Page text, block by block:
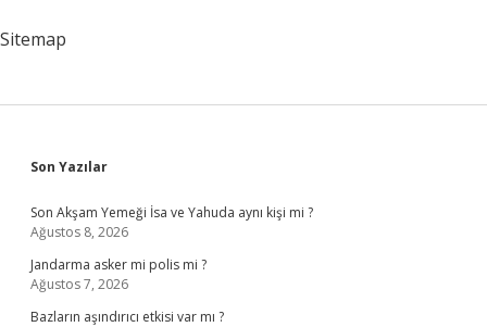
Sitemap
Sidebar
Son Yazılar
Son Akşam Yemeği İsa ve Yahuda aynı kişi mi ?
Ağustos 8, 2026
Jandarma asker mi polis mi ?
Ağustos 7, 2026
Bazların aşındırıcı etkisi var mı ?